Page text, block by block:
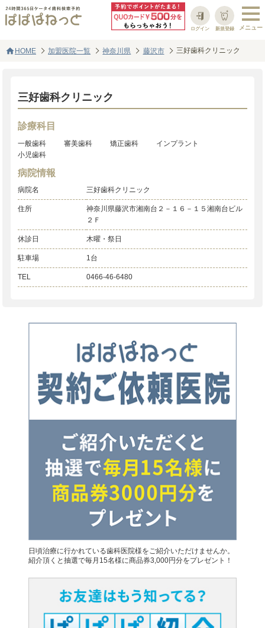
新規登録
ログイン
homeHOME 加盟医院一覧 神奈川県 藤沢市 三好歯科クリニック
三好歯科クリニック
診療科目
一般歯科 審美歯科 矯正歯科
インプラント
小児歯科
病院情報
病院名 三好歯科クリニック
住所
神奈川県藤沢市湘南台２－１６－１５湘南台ビル
２Ｆ
休診日 木曜・祭日
駐車場 1台
TEL 0466-46-6480
日頃治療に行かれている歯科医院様をご紹介いただけませんか。
紹介頂くと抽選で毎月15名様に商品券3,000円分をプレゼント！